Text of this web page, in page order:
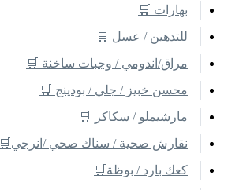
بهارات 🛒
للتدهين / عسل 🛒
مراق/اندومي / وجبات ساخنة 🛒
محسن خبيز / جلي / بودينج 🛒
مارشيملو / سكاكر 🛒
نقارش صحية / سناك صحي /انرجي🛒
كعك بارد / بوظة🛒